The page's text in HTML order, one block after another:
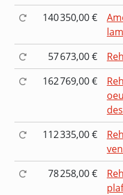
140 350,00 €
57 673,00 €
162 769,00 €
112 335,00 €
78 258,00 €